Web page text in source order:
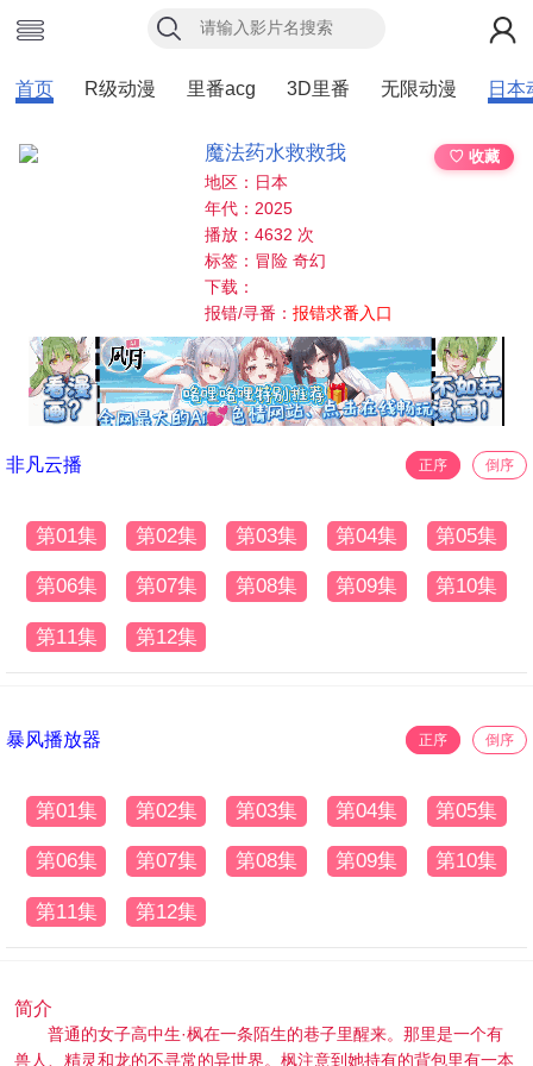
首页 R级动漫 里番acg 3D里番 无限动漫 日本
魔法药水救救我
♡ 收藏
地区：日本
年代：2025
播放：4632 次
标签：冒险 奇幻
下载：
报错/寻番：报错求番入口
非凡云播 正序 倒序
第01集 第02集 第03集 第04集 第05集
第06集 第07集 第08集 第09集 第10集
第11集 第12集
暴风播放器 正序 倒序
第01集 第02集 第03集 第04集 第05集
第06集 第07集 第08集 第09集 第10集
第11集 第12集
简介
普通的女子高中生·枫在一条陌生的巷子里醒来。那里是一个有
兽人、精灵和龙的不寻常的异世界。枫注意到她持有的背包里有一本